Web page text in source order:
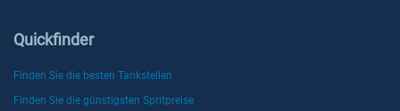
Quickfinder
Finden Sie die besten Tankstellen
Finden Sie die günstigsten Spritpreise